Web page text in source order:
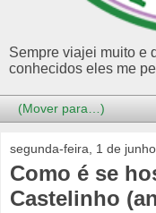
Sempre viajei muito e
conhecidos eles me
segunda-feira, 1 de
Como é se
Castelinho